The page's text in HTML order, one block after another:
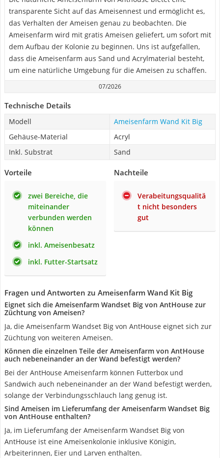
transparente Sicht auf das Ameisennest und ermöglicht es,
das Verhalten der Ameisen genau zu beobachten. Die
Ameisenfarm wird mit gratis Ameisen geliefert, um sofort mit
dem Aufbau der Kolonie zu beginnen. Uns ist aufgefallen,
dass die Ameisenfarm aus Sand und Acrylmaterial besteht,
um eine natürliche Umgebung für die Ameisen zu schaffen.
07/2026
Technische Details
Modell
Ameisenfarm Wand Kit Big
Gehäuse-Material
Acryl
Inkl. Substrat
Sand
Vorteile
zwei Bereiche, die
miteinander
verbunden werden
können
inkl. Ameisenbesatz
inkl. Futter-Startsatz
Nachteile
Verabeitungsqualitä
t nicht besonders
gut
Fragen und Antworten zu Ameisenfarm Wand Kit Big
Eignet sich die Ameisenfarm Wandset Big von AntHouse zur
Züchtung von Ameisen?
Ja, die Ameisenfarm Wandset Big von AntHouse eignet sich zur
Züchtung von weiteren Ameisen.
Können die einzelnen Teile der Ameisenfarm von AntHouse
auch nebeneinander an der Wand befestigt werden?
Bei der AntHouse Ameisenfarm können Futterbox und
Sandwich auch nebeneinander an der Wand befestigt werden,
solange der Verbindungsschlauch lang genug ist.
Sind Ameisen im Lieferumfang der Ameisenfarm Wandset Big
von AntHouse enthalten?
Ja, im Lieferumfang der Ameisenfarm Wandset Big von
AntHouse ist eine Ameisenkolonie inklusive Königin,
Arbeiterinnen, Eier und Larven enthalten.